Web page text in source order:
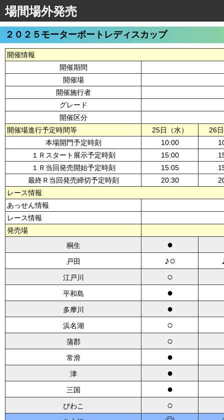
場間場外発売
２０２５モーターボートレディスカップ
開催情報
開催期間
開催場
開催施行者
グレード
開催区分
開催場進行予定時間等
25日（水）
26
本場開門予定時刻
10:00
１Ｒスタート展示予定時刻
15:00
１Ｒ当回発売開始予定時刻
15:05
最終Ｒ当回発売締切予定時刻
20:30
レース情報
あっせん情報
レース情報
発売場
桐生
●
戸田 ♪○
江戸川 ○
平和島 ●
多摩川 ●
浜名湖 ○
蒲郡 ○
常滑 ●
津 ●
三国 ●
びわこ ○